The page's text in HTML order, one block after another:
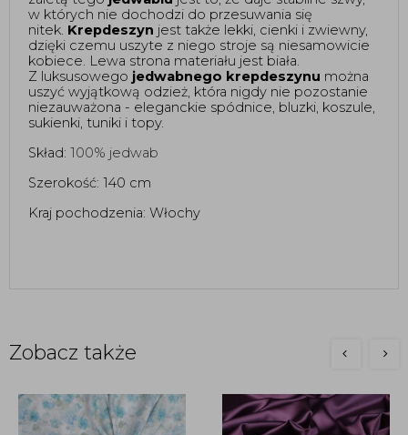
w których nie dochodzi do przesuwania się
nitek. Krepdeszyn jest także lekki, cienki i zwiewny,
dzięki czemu uszyte z niego stroje są niesamowicie
kobiece. Lewa strona materiału jest biała.
Z luksusowego jedwabnego krepdeszynu można
uszyć wyjątkową odzież, która nigdy nie pozostanie
niezauważona - eleganckie spódnice, bluzki, koszule,
sukienki, tuniki i topy.
Skład: 100% jedwab
Szerokość: 140 cm
Kraj pochodzenia: Włochy
Zobacz także